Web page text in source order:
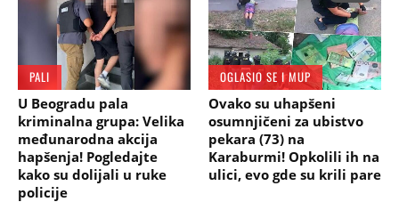
PALI
U Beogradu pala
kriminalna grupa: Velika
međunarodna akcija
hapšenja! Pogledajte
kako su dolijali u ruke
policije
OGLASIO SE I MUP
Ovako su uhapšeni
osumnjičeni za ubistvo
pekara (73) na
Karaburmi! Opkolili ih na
ulici, evo gde su krili pare